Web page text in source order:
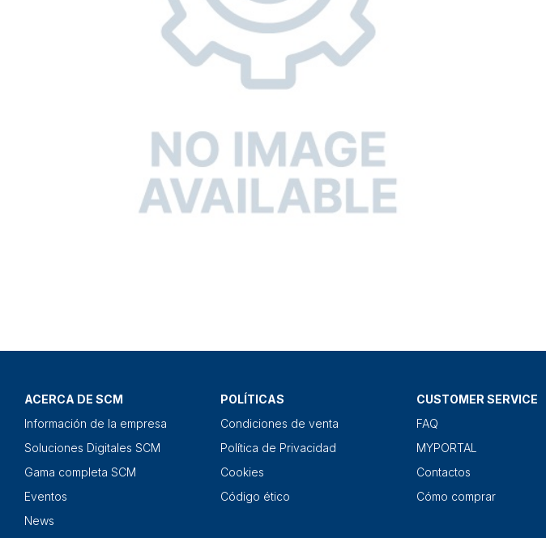
ACERCA DE SCM
Información de la empresa
Soluciones Digitales SCM
Gama completa SCM
Eventos
News
POLÍTICAS
Condiciones de venta
Política de Privacidad
Cookies
Código ético
CUSTOMER SERVICE
FAQ
MYPORTAL
Contactos
Cómo comprar